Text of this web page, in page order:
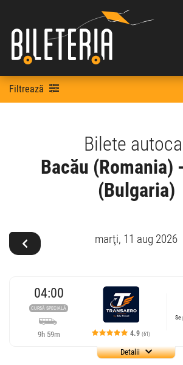
Filtrează
Bilete
Bacău (Romania)
(Bulgaria)
marţi, 11 aug 2026
04:00
CURSĂ SPECIALĂ
9h 59m 4.9 (61)
Se
Detalii